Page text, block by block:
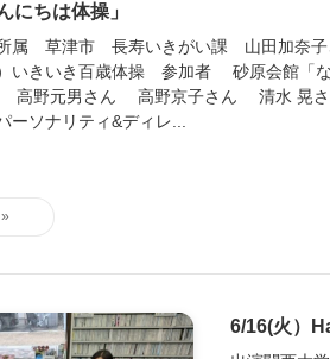
にちは体操」
属 草津市 長寿いきがい課 山田加奈子
いきいき百歳体操 参加者 砂原会館「
高野元男さん 高野京子さん 清水 晃
ソナリティ&ディレ...
6/16(火）